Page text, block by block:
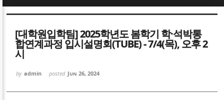
[대학원입학팀] 2025학년도 봄학기 학·석박통
합연계과정 입시설명회(TUBE) - 7/4(목), 오후 2
시
by admin posted Jun 26, 2024
Sketchbook5, 스케치북5
Sketchbook5, 스케치북5